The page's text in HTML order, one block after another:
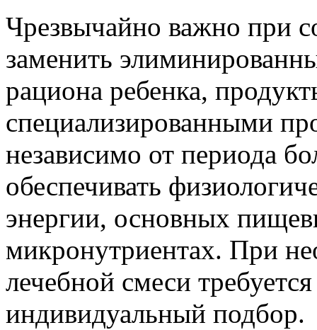
Чрезвычайно важно при
заменить
рациона ребенка,
специализированными
независимо от периода
обеспечивать
энергии, основных
микронутриентах. При
лечебной смеси
индивидуальный подбор.